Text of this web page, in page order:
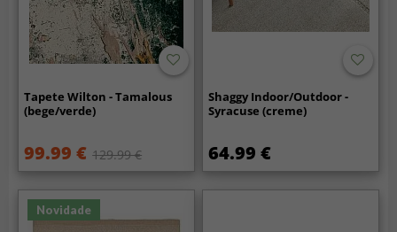
Tapete Wilton - Tamalous
(bege/verde)
99.99 € 129.99 €
Shaggy Indoor/Outdoor -
Syracuse (creme)
64.99 €
Novidade